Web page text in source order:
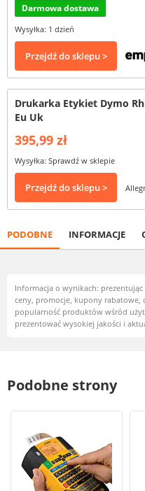
Darmowa dostawa
Wysyłka: 1 dzień
Przejdź do sklepu >
Drukarka Etykiet Dymo
Eu Uk
395,99 zł
Wysyłka: Sprawdź w sklepie
Przejdź do sklepu >
PODOBNE INFORMACJE
Informacja o wynikach:
ceny, promocje, kupony rabatowe,
popularność produktów wśród
prezentować wysokiej jakości i
Podobne strony